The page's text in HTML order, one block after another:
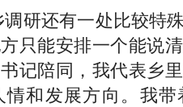
研还有一处比较特
只能安排一个能说
记陪同，我代表乡
和发展方向。我